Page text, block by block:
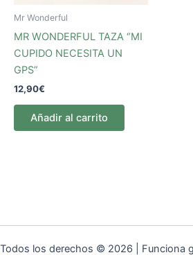
Mr Wonderful
MR WONDERFUL TAZA “MI
CUPIDO NECESITA UN
GPS”
12,90€
Añadir al carrito
Todos los derechos © 2026 | Funciona